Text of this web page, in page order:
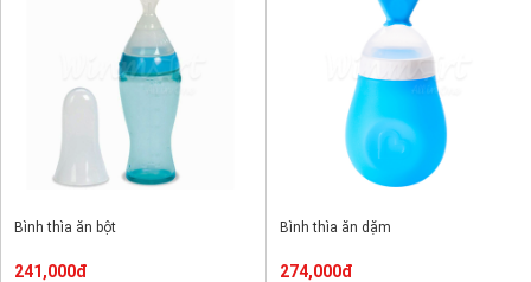
Bình thìa ăn bột
241,000đ
Bình thìa ăn dặm
274,000đ